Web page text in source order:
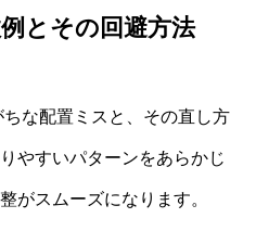
とその回避方法
な配置ミスと、その直し方
やすいパターンをあらかじ
がスムーズになります。